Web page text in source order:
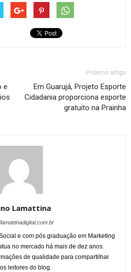
e
Próximo artigo
Em Guarujá, Projeto Esporte
Cidadania proporciona esporte
gratuito na Prainha
Lamattina
e com pós graduação em Marketing
no mercado há mais de dez anos.
de qualidade para compartilhar
leitores do blog.